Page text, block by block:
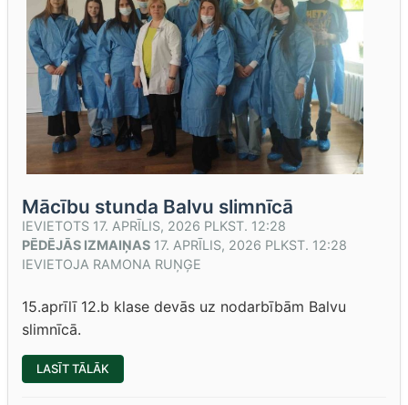
Mācību stunda Balvu slimnīcā
IEVIETOTS 17. APRĪLIS, 2026 PLKST. 12:28
PĒDĒJĀS IZMAIŅAS 17. APRĪLIS, 2026 PLKST. 12:28
IEVIETOJA RAMONA RUŅĢE
15.aprīlī 12.b klase devās uz nodarbībām Balvu
slimnīcā.
LASĪT TĀLĀK
STUNDA